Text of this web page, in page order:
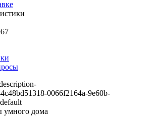
0066f2164a-9e60b-
умного дома